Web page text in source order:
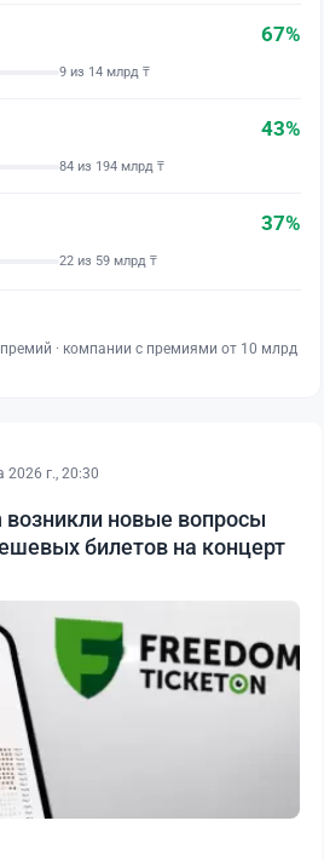
67%
9 из 14 млрд ₸
43%
84 из 194 млрд ₸
37%
22 из 59 млрд ₸
· компании с премиями от 10 млрд
2026 г., 20:30
новые вопросы
билетов на концерт